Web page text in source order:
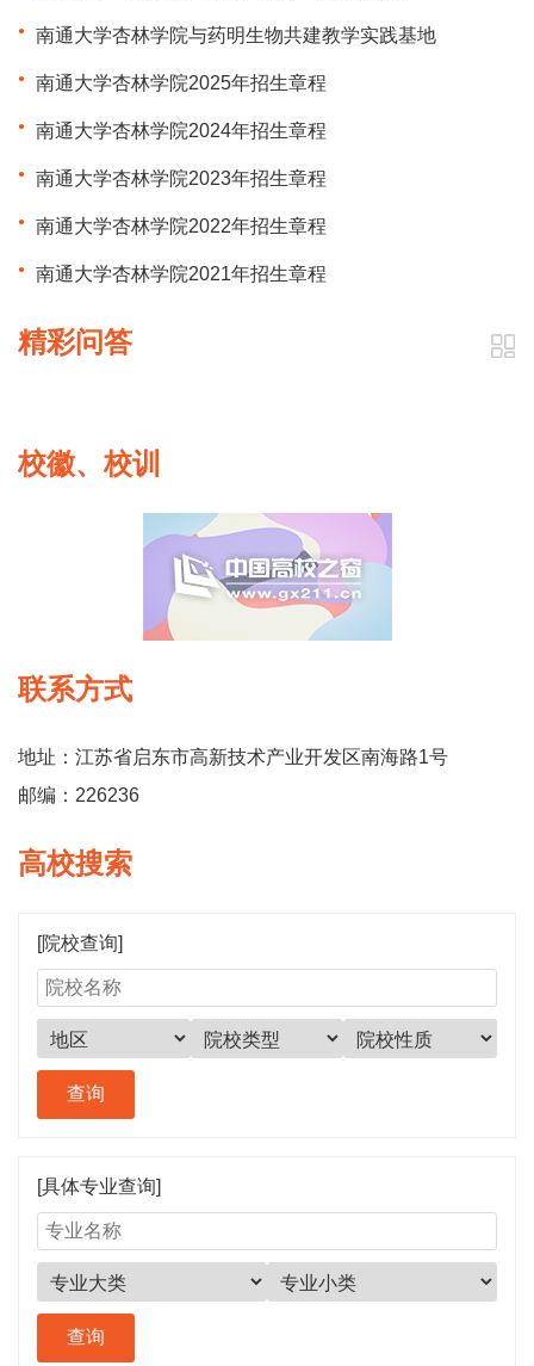
南通大学杏林学院与药明生物共建教学实践基地
南通大学杏林学院2025年招生章程
南通大学杏林学院2024年招生章程
南通大学杏林学院2023年招生章程
南通大学杏林学院2022年招生章程
南通大学杏林学院2021年招生章程
精彩问答
校徽、校训
联系方式
地址：江苏省启东市高新技术产业开发区南海路1号
邮编：226236
高校搜索
[院校查询]
[具体专业查询]